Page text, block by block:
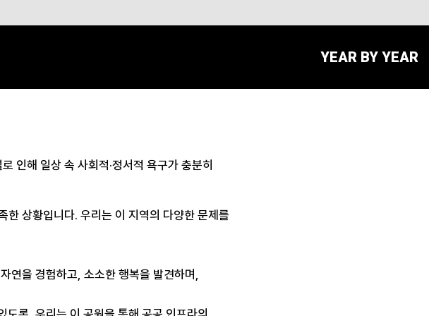
YEAR BY YEAR
인해 일상 속 사회적·정서적 욕구가 충분히
한 상황입니다. 우리는 이 지역의 다양한 문제를
연을 경험하고, 소소한 행복을 발견하며,